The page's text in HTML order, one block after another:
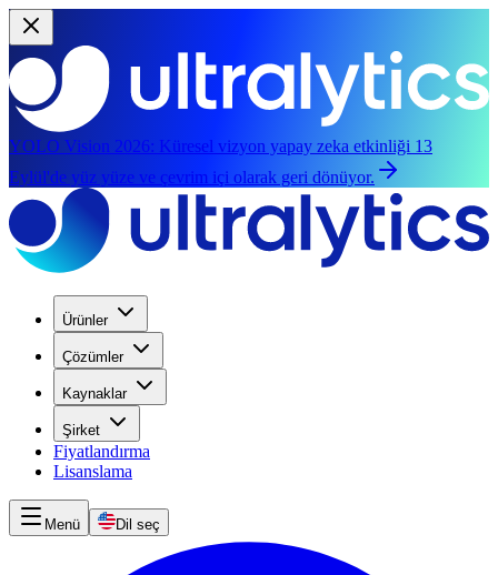
YOLO Vision 2026: Küresel vizyon yapay zeka etkinliği 13
Eylül'de yüz yüze ve çevrim içi olarak geri dönüyor.
Ürünler
Çözümler
Kaynaklar
Şirket
Fiyatlandırma
Lisanslama
Menü Dil seç